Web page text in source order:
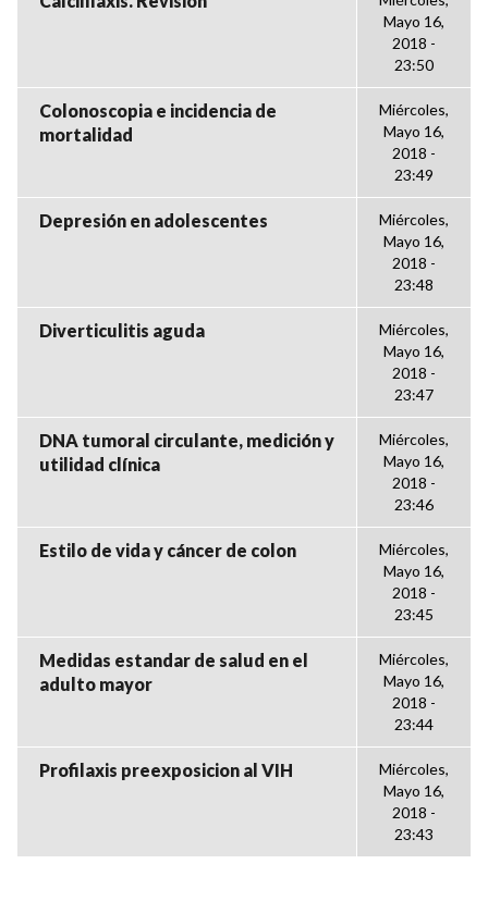
Mayo 16,
2018 -
23:50
Colonoscopia e incidencia de
mortalidad
Miércoles,
Mayo 16,
2018 -
23:49
Depresión en adolescentes
Miércoles,
Mayo 16,
2018 -
23:48
Diverticulitis aguda
Miércoles,
Mayo 16,
2018 -
23:47
DNA tumoral circulante, medición y
utilidad clínica
Miércoles,
Mayo 16,
2018 -
23:46
Estilo de vida y cáncer de colon
Miércoles,
Mayo 16,
2018 -
23:45
Medidas estandar de salud en el
adulto mayor
Miércoles,
Mayo 16,
2018 -
23:44
Profilaxis preexposicion al VIH
Miércoles,
Mayo 16,
2018 -
23:43